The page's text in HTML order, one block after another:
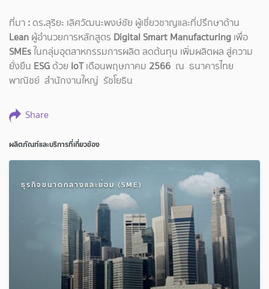
ที่มา :ดร.สุริยะ เลิศวัฒนะพงษ์ชัย ผู้เชี่ยวชาญและที่ปรึกษาด้าน
Lean ผู้อำนวยการหลักสูตร Digital Smart Manufacturing เพื่อ
SMEsในกลุ่มอุตสาหกรรมการผลิต ลดต้นทุน เพิ่มผลิตผล สู่ความ
ยั่งยืน ESGด้วย IoTเดือนพฤษภาคม 2566 ณ ธนาคารไทย
พาณิชย์ สำนักงานใหญ่ รัชโยธิน
Share
ผลิตภัณฑ์และบริการที่เกี่ยวข้อง
ธุรกิจขนาดกลางและย่อม (SME)